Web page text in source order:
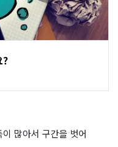
?
많아서 구간을 벗어